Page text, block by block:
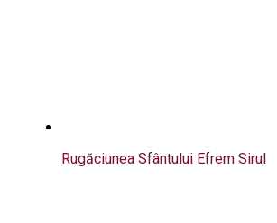
Rugăciunea Sfântului Efrem Sirul